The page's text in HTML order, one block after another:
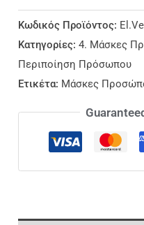
Κωδικός Προϊόντος:
Κατηγορίες:4. Μάσκες
Περιποίηση Πρόσωπου
Ετικέτα: Μάσκες